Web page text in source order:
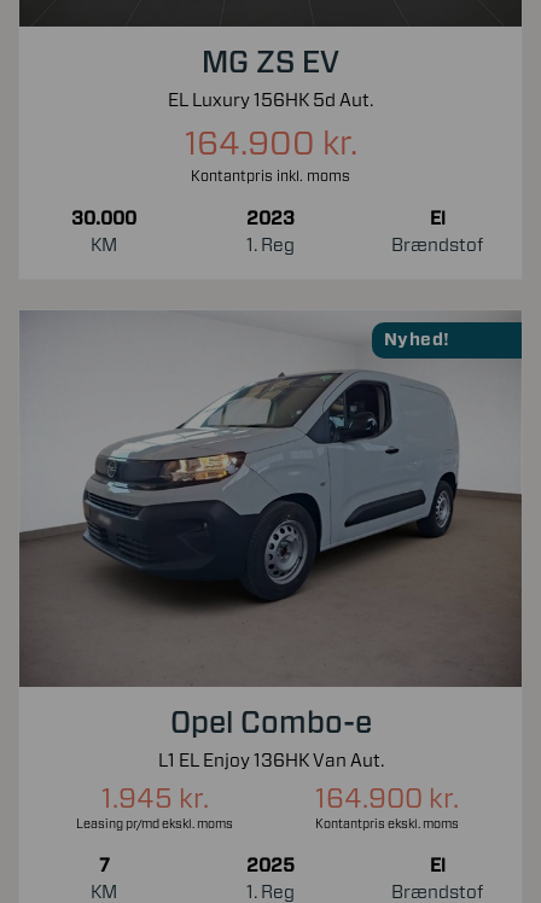
MG ZS EV
EL Luxury 156HK 5d Aut.
164.900 kr.
Kontantpris inkl. moms
30.000
KM
2023
1. Reg
El
Brændstof
Nyhed!
Opel Combo-e
L1 EL Enjoy 136HK Van Aut.
1.945 kr.
Leasing pr/md ekskl. moms
164.900 kr.
Kontantpris ekskl. moms
7
KM
2025
1. Reg
El
Brændstof